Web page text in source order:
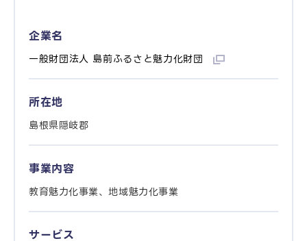
企業名
一般財団法人 島前ふるさと魅力化財団
所在地
島根県隠岐郡
事業内容
教育魅力化事業、地域魅力化事業
サービス